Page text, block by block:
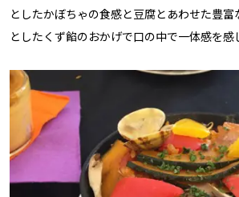
としたかぼちゃの食感と豆腐とあわせた豊富
としたくず餡のおかげで口の中で一体感を感